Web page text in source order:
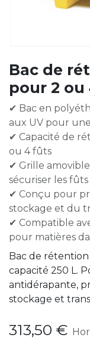
Bac de
pour 2
✔ Bac en
aux UV pour
✔ Capacité de
ou 4 fûts
✔ Grille
sécuriser les fûts
✔ Conçu pour
stockage et du
✔ Compatible
pour matières
Bac de
capacité 250 L.
antidérapante,
stockage et
313,50 €